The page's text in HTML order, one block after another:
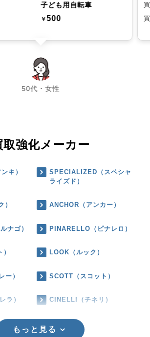
子ども用自転車
￥500
50代・女性
chevron_left chevron_right
取強化メーカー
キ）
SPECIALIZED（スペシャ
ライズド）
） ANCHOR（アンカー）
ナゴ） PINARELLO（ピナレロ）
LOOK（ルック）
ー） SCOTT（スコット）
ラ） CINELLI（チネリ）
もっと見る